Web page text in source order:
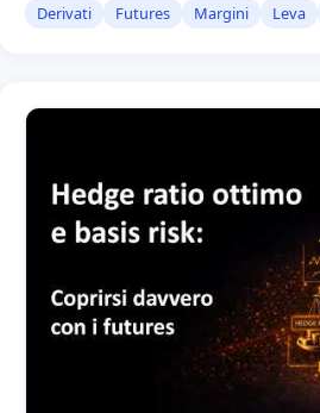
Derivati Futures Margini Leva